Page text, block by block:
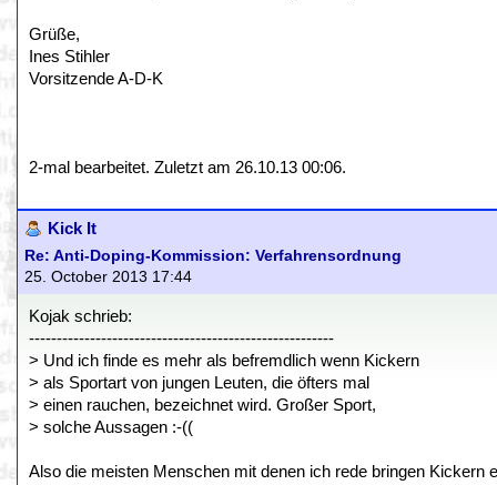
Grüße,
Ines Stihler
Vorsitzende A-D-K
2-mal bearbeitet. Zuletzt am 26.10.13 00:06.
Kick It
Re: Anti-Doping-Kommission: Verfahrensordnung
25. October 2013 17:44
Kojak schrieb:
-------------------------------------------------------
> Und ich finde es mehr als befremdlich wenn Kickern
> als Sportart von jungen Leuten, die öfters mal
> einen rauchen, bezeichnet wird. Großer Sport,
> solche Aussagen :-((
Also die meisten Menschen mit denen ich rede bringen Kickern